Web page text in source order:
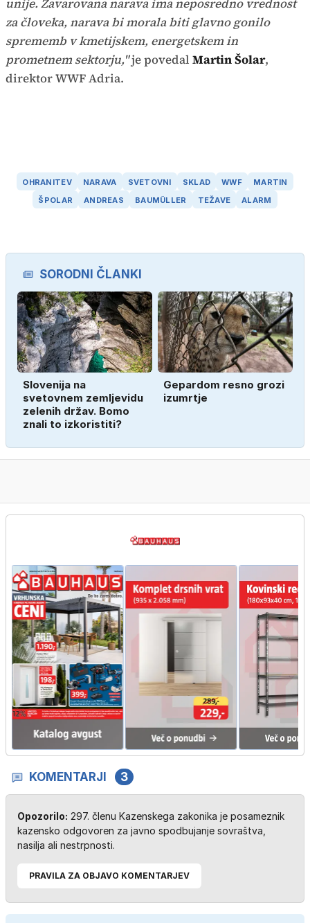
unije. Zavarovana narava ima neposredno vrednost
za človeka, narava bi morala biti glavno gonilo
sprememb v kmetijskem, energetskem in
prometnem sektorju,"je povedal Martin Šolar,
direktor WWF Adria.
OHRANITEV NARAVA SVETOVNI SKLAD WWF
MARTIN
ŠPOLAR
ANDREAS BAUMÜLLER TEŽAVE ALARM
SORODNI ČLANKI
Slovenija na
svetovnem zemljevidu
zelenih držav. Bomo
znali to izkoristiti?
Gepardom resno grozi
izumrtje
KOMENTARJI 3
Opozorilo: 297. členu Kazenskega zakonika je posameznik
kazensko odgovoren za javno spodbujanje sovraštva,
nasilja ali nestrpnosti.
PRAVILA ZA OBJAVO KOMENTARJEV